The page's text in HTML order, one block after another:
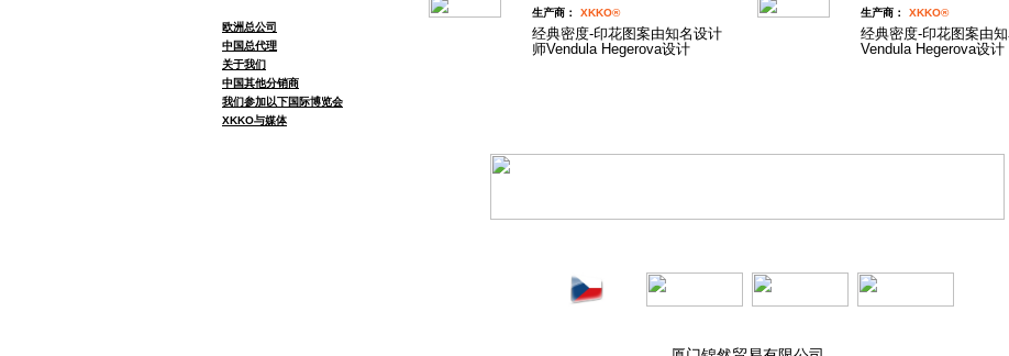
欧洲总公司
中国总代理
关于我们
中国其他分销商
我们参加以下国际博览会
XKKO与媒体
生产商： XKKO®
经典密度-印花图案由知名设计
师Vendula Hegerova设计
生产商： XKKO®
经典密度-印花图案由
Vendula Hegerova设计